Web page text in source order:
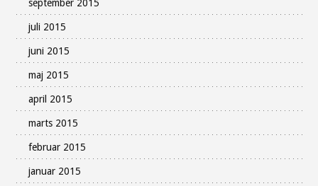
september 2015
juli 2015
juni 2015
maj 2015
april 2015
marts 2015
februar 2015
januar 2015